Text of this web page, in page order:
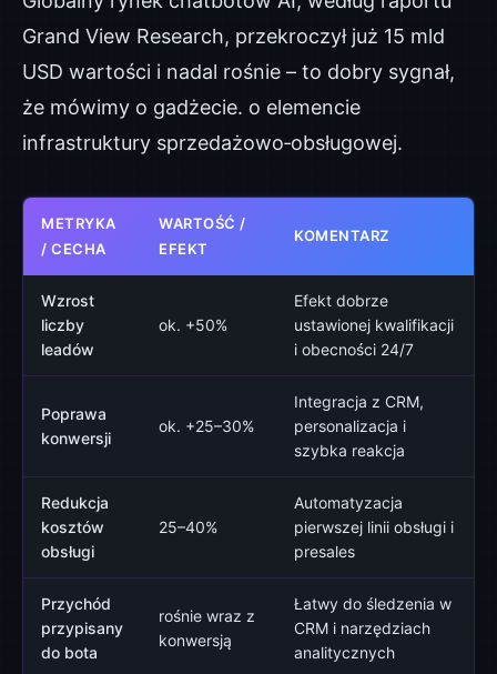
Grand View Research, przekroczył już 15 mld
USD wartości i nadal rośnie – to dobry sygnał,
że mówimy o gadżecie. o elemencie
infrastruktury sprzedażowo‑obsługowej.
METRYKA
/ CECHA
WARTOŚĆ /
EFEKT
KOMENTARZ
Wzrost
liczby
leadów
ok. +50%
Efekt dobrze
ustawionej kwalifikacji
i obecności 24/7
Poprawa
konwersji
ok. +25–30%
Integracja z CRM,
personalizacja i
szybka reakcja
Redukcja
kosztów
obsługi
25–40%
Automatyzacja
pierwszej linii obsługi i
presales
Przychód
przypisany
do bota
rośnie wraz z
konwersją
Łatwy do śledzenia w
CRM i narzędziach
analitycznych